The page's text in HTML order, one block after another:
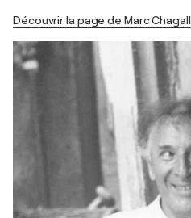
Découvrir la page de Marc Chagall